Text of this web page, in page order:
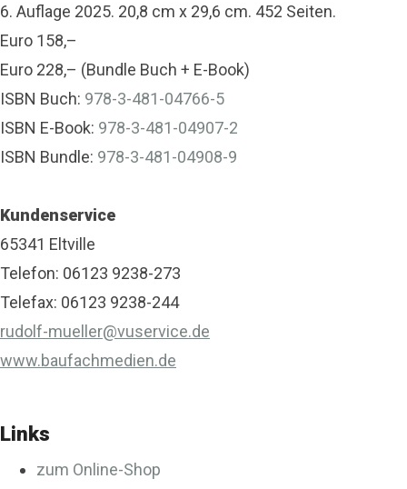
6. Auflage 2025. 20,8 cm x 29,6 cm. 452 Seiten.
Euro 158,–
Euro 228,– (Bundle Buch + E-Book)
ISBN Buch: 978-3-481-04766-5
ISBN E-Book: 978-3-481-04907-2
ISBN Bundle: 978-3-481-04908-9
Kundenservice
65341 Eltville
Telefon: 06123 9238-273
Telefax: 06123 9238-244
rudolf-mueller@vuservice.de
www.baufachmedien.de
Links
zum Online-Shop